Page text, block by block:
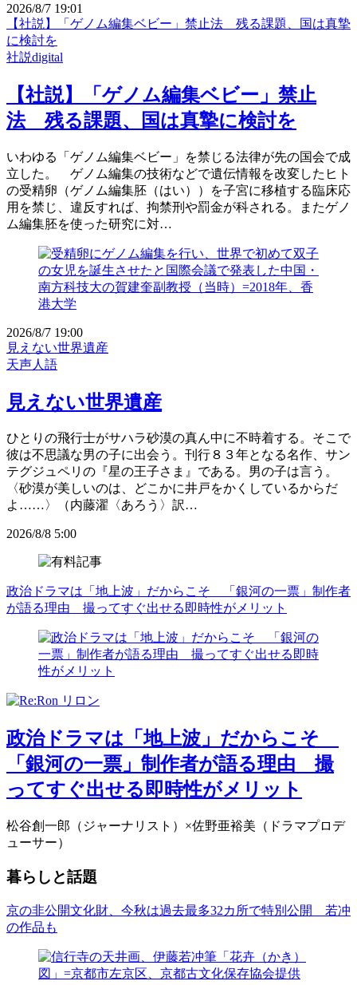
2026/8/7 19:01
【社説】「ゲノム編集ベビー」禁止法 残る課題、国は真摯
に検討を
社説digital
【社説】「ゲノム編集ベビー」禁止
法 残る課題、国は真摯に検討を
いわゆる「ゲノム編集ベビー」を禁じる法律が先の国会で成
立した。 ゲノム編集の技術などで遺伝情報を改変したヒト
の受精卵（ゲノム編集胚（はい））を子宮に移植する臨床応
用を禁じ、違反すれば、拘禁刑や罰金が科される。またゲノ
ム編集胚を使った研究に対…
2026/8/7 19:00
見えない世界遺産
天声人語
見えない世界遺産
ひとりの飛行士がサハラ砂漠の真ん中に不時着する。そこで
彼は不思議な男の子に出会う。刊行８３年となる名作、サン
テグジュペリの『星の王子さま』である。男の子は言う。
〈砂漠が美しいのは、どこかに井戸をかくしているからだ
よ……〉（内藤濯〈あろう〉訳…
2026/8/8 5:00
政治ドラマは「地上波」だからこそ 「銀河の一票」制作者
が語る理由 撮ってすぐ出せる即時性がメリット
政治ドラマは「地上波」だからこそ
「銀河の一票」制作者が語る理由 撮
ってすぐ出せる即時性がメリット
松谷創一郎（ジャーナリスト）×佐野亜裕美（ドラマプロデ
ューサー）
暮らしと話題
京の非公開文化財、今秋は過去最多32カ所で特別公開 若冲
の作品も